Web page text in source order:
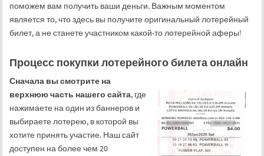
поможем вам получить ваши деньги. Важным моментом
является то, что здесь вы получите оригинальный лотерейный
билет, а не станете участником какой-то лотерейной аферы!
Процесс покупки лотерейного билета онлайн
Сначала вы смотрите на
верхнюю часть нашего сайта, где
нажимаете на один из баннеров и
выбираете лотерею, в которой вы
хотите принять участие. Наш сайт
доступен на более чем 20